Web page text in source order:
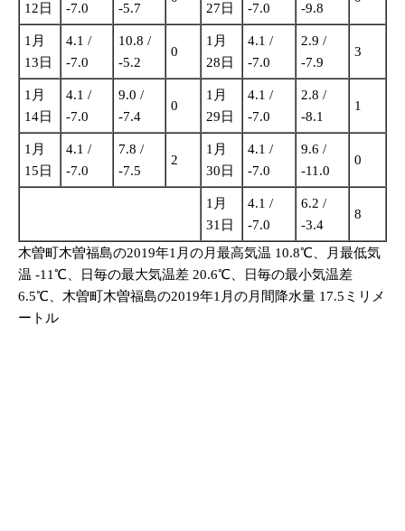
12日
-7.0
-5.7
27日
-7.0
-9.8
1月
13日
4.1 /
-7.0
10.8 /
-5.2
0
1月
28日
4.1 /
-7.0
2.9 /
-7.9
3
1月
14日
4.1 /
-7.0
9.0 /
-7.4
0
1月
29日
4.1 /
-7.0
2.8 /
-8.1
1
1月
15日
4.1 /
-7.0
7.8 /
-7.5
2
1月
30日
4.1 /
-7.0
9.6 /
-11.0
0
1月
31日
4.1 /
-7.0
6.2 /
-3.4
8
木曽町木曽福島の2019年1月の月最高気温 10.8℃、月最低気
温 -11℃、日毎の最大気温差 20.6℃、日毎の最小気温差
6.5℃、木曽町木曽福島の2019年1月の月間降水量 17.5ミリメ
ートル